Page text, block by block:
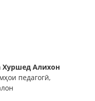
Алихон
педагогӣ,